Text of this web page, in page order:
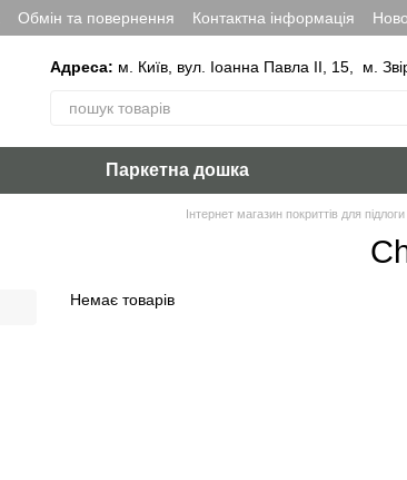
Обмін та повернення Контактна інформація
Адреса: м. Київ, вул. Іоанна Павла ІІ, 15, м.
Паркетна дошка
Інтернет магазин покриттів для підлоги
Немає товарів